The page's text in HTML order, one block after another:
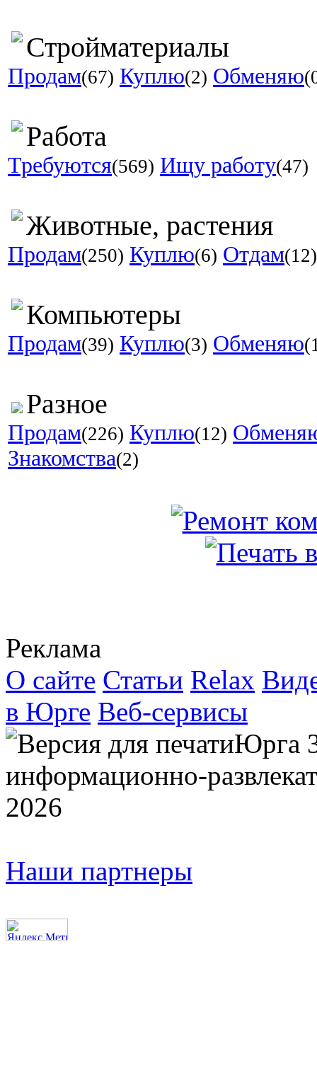
Стройматериалы
Продам(67) Куплю(2) Обменяю
Работа
Требуются(569) Ищу работу(47)
Животные, растения
Продам(250) Куплю(6) Отдам(12)
Компьютеры
Продам(39) Куплю(3) Обменяю
Разное
Продам(226) Куплю(12)
Знакомства(2)
Реклама
О сайте Статьи Relax
в Юрге Веб-сервисы
Юрга
информационно-
2026
Наши партнеры